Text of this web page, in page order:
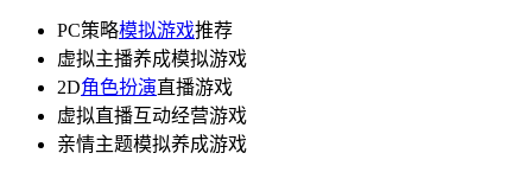
PC策略模拟游戏推荐
虚拟主播养成模拟游戏
2D角色扮演直播游戏
虚拟直播互动经营游戏
亲情主题模拟养成游戏